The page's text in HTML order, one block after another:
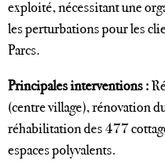
exploité, nécessitant une
les perturbations pour les
Parcs.
Principales interventions :
(centre village), rénovation
réhabilitation des 477
espaces polyvalents.